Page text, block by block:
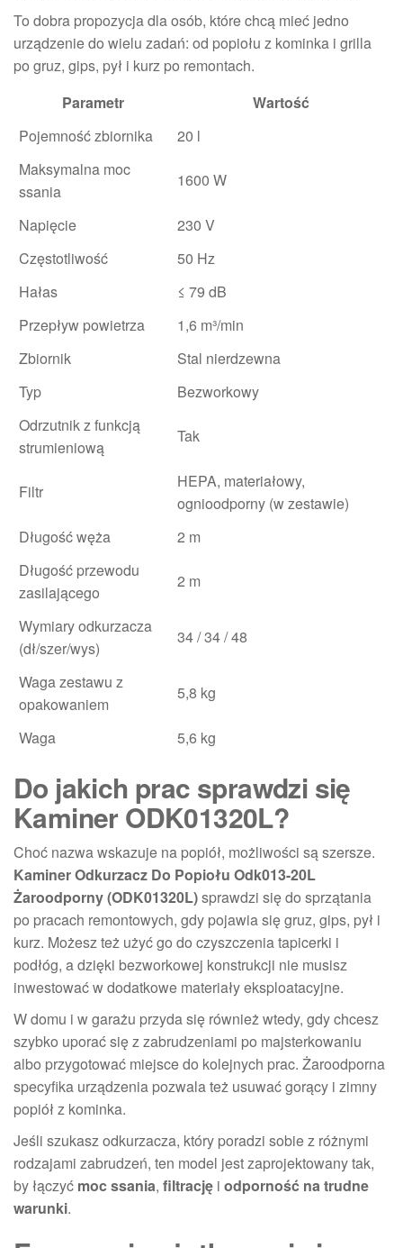
To dobra propozycja dla osób, które chcą mieć jedno
urządzenie do wielu zadań: od popiołu z kominka i grilla
po gruz, gips, pył i kurz po remontach.
Parametr
Wartość
Pojemność zbiornika
20 l
Maksymalna moc
ssania
1600 W
Napięcie
230 V
Częstotliwość
50 Hz
Hałas
≤ 79 dB
Przepływ powietrza
1,6 m³/min
Zbiornik
Stal nierdzewna
Typ
Bezworkowy
Odrzutnik z funkcją
strumieniową
Tak
Filtr
HEPA, materiałowy,
ognioodporny (w zestawie)
Długość węża
2 m
Długość przewodu
zasilającego
2 m
Wymiary odkurzacza
(dł/szer/wys)
34 / 34 / 48
Waga zestawu z
opakowaniem
5,8 kg
Waga 5,6 kg
Do jakich prac sprawdzi się
Kaminer ODK01320L?
Choć nazwa wskazuje na popiół, możliwości są szersze.
Kaminer Odkurzacz Do Popiołu Odk013-20L
Żaroodporny (ODK01320L)sprawdzi się do sprzątania
po pracach remontowych, gdy pojawia się gruz, gips, pył i
kurz. Możesz też użyć go do czyszczenia tapicerki i
podłóg, a dzięki bezworkowej konstrukcji nie musisz
inwestować w dodatkowe materiały eksploatacyjne.
W domu i w garażu przyda się również wtedy, gdy chcesz
szybko uporać się z zabrudzeniami po majsterkowaniu
albo przygotować miejsce do kolejnych prac. Żaroodporna
specyfika urządzenia pozwala też usuwać gorący i zimny
popiół z kominka.
Jeśli szukasz odkurzacza, który poradzi sobie z różnymi
rodzajami zabrudzeń, ten model jest zaprojektowany tak,
by łączyć moc ssania, filtrację i odporność na trudne
warunki.